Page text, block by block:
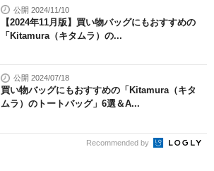
公開 2024/11/10
【2024年11月版】買い物バッグにもおすすめの
「Kitamura（キタムラ）の...
公開 2024/07/18
買い物バッグにもおすすめの「Kitamura（キタ
ムラ）のトートバッグ」6選＆A...
Recommended by